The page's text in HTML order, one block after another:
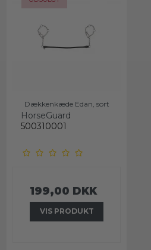
Dækkenkæde Edan, sort
HorseGuard
500310001
199,00 DKK
VIS PRODUKT